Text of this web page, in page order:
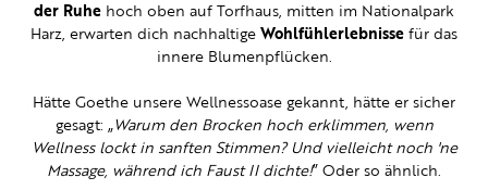
der Ruhe hoch oben auf Torfhaus, mitten im Nationalpark
Harz, erwarten dich nachhaltige Wohlfühlerlebnisse für das
innere Blumenpflücken.
Hätte Goethe unsere Wellnessoase gekannt, hätte er sicher
gesagt: „Warum den Brocken hoch erklimmen, wenn
Wellness lockt in sanften Stimmen? Und vielleicht noch 'ne
Massage, während ich Faust II dichte!” Oder so ähnlich.